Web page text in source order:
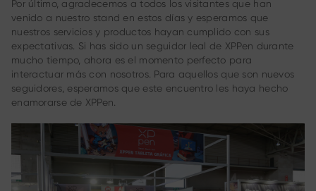
Por último, agradecemos a todos los visitantes que han
venido a nuestro stand en estos días y esperamos que
nuestros servicios y productos hayan cumplido con sus
expectativas. Si has sido un seguidor leal de XPPen durante
mucho tiempo, ahora es el momento perfecto para
interactuar más con nosotros. Para aquellos que son nuevos
seguidores, esperamos que este encuentro les haya hecho
enamorarse de XPPen.